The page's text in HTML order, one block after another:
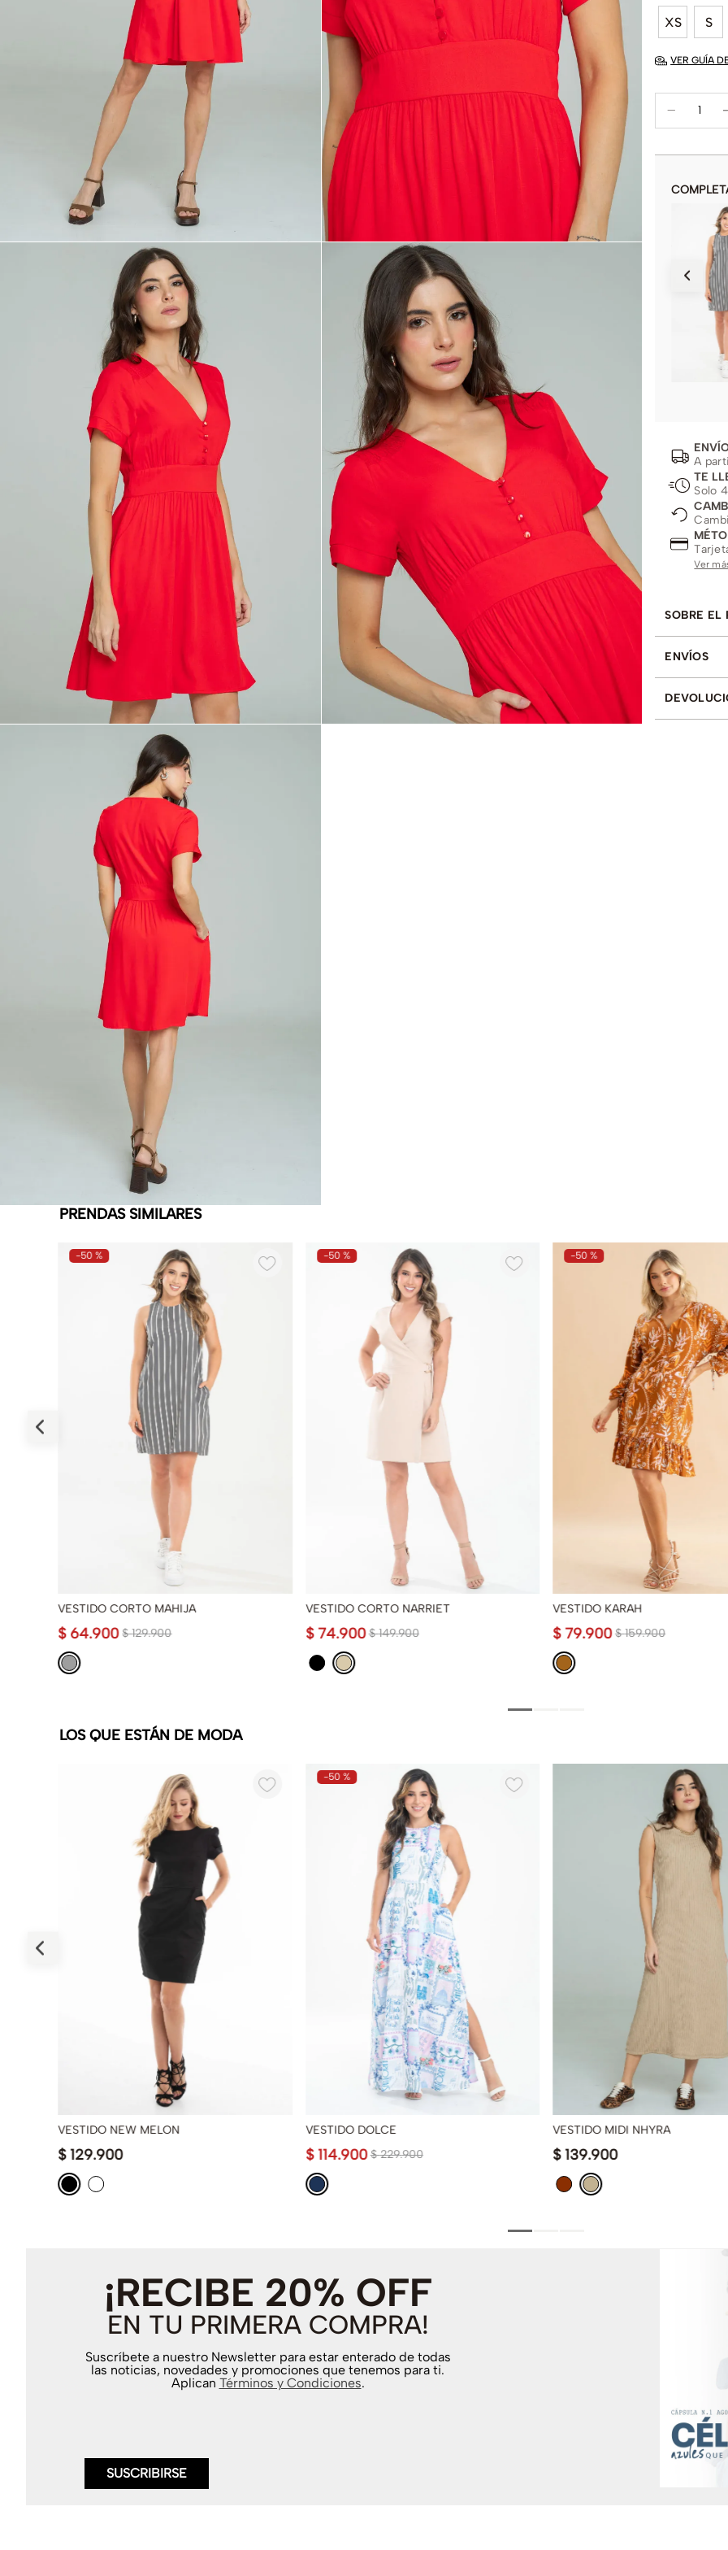
XS S
VER GUÍA
$
COLOR
A
TE
Solo
Ver
SOBRE EL
ENVÍOS
PRENDAS SIMILARES
-50 %
VESTIDO CORTO MAHIJA
$ 129.900
$ 64.900
-50 %
VESTIDO CORTO NARRIET
$ 149.900
$ 74.900
-50 %
VESTIDO KARAH
$ 159.900
$ 79.900
LOS QUE ESTÁN DE MODA
VESTIDO NEW MELON
$ 129.900
-50 %
VESTIDO DOLCE
$ 229.900
$ 114.900
VESTIDO MIDI NHYRA
$ 139.900
¡RECIBE 20% OFF
EN TU PRIMERA COMPRA!
Suscríbete a nuestro Newsletter para estar enterado de todas
las noticias, novedades y promociones que tenemos para ti.
Aplican Términos y Condiciones.
SUSCRIBIRSE